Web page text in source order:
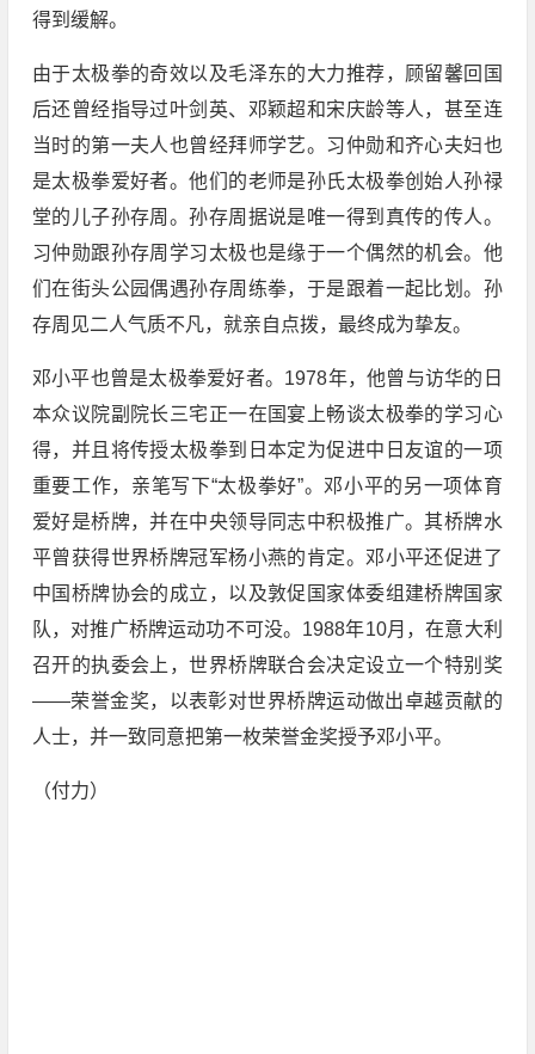
得到缓解。
由于太极拳的奇效以及毛泽东的大力推荐，顾留馨回国
后还曾经指导过叶剑英、邓颖超和宋庆龄等人，甚至连
当时的第一夫人也曾经拜师学艺。习仲勋和齐心夫妇也
是太极拳爱好者。他们的老师是孙氏太极拳创始人孙禄
堂的儿子孙存周。孙存周据说是唯一得到真传的传人。
习仲勋跟孙存周学习太极也是缘于一个偶然的机会。他
们在街头公园偶遇孙存周练拳，于是跟着一起比划。孙
存周见二人气质不凡，就亲自点拨，最终成为挚友。
邓小平也曾是太极拳爱好者。1978年，他曾与访华的日
本众议院副院长三宅正一在国宴上畅谈太极拳的学习心
得，并且将传授太极拳到日本定为促进中日友谊的一项
重要工作，亲笔写下“太极拳好”。邓小平的另一项体育
爱好是桥牌，并在中央领导同志中积极推广。其桥牌水
平曾获得世界桥牌冠军杨小燕的肯定。邓小平还促进了
中国桥牌协会的成立，以及敦促国家体委组建桥牌国家
队，对推广桥牌运动功不可没。1988年10月，在意大利
召开的执委会上，世界桥牌联合会决定设立一个特别奖
——荣誉金奖，以表彰对世界桥牌运动做出卓越贡献的
人士，并一致同意把第一枚荣誉金奖授予邓小平。
（付力）